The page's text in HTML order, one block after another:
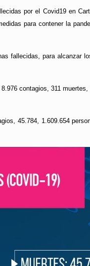
por el Covid19 en
para contener la
fallecidas, para alcanzar
contagios, 311
45.784, 1.609.654